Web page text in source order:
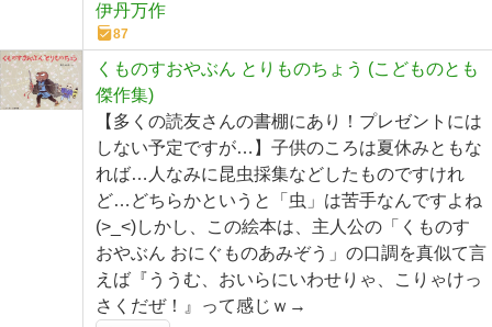
伊丹万作
87
くものすおやぶん とりものちょう (こどものとも
傑作集)
【多くの読友さんの書棚にあり！プレゼントには
しない予定ですが…】子供のころは夏休みともな
れば…人なみに昆虫採集などしたものですけれ
ど…どちらかというと「虫」は苦手なんですよね
(>_<)しかし、この絵本は、主人公の「くものす
おやぶん おにぐものあみぞう」の口調を真似て言
えば『ううむ、おいらにいわせりゃ、こりゃけっ
さくだぜ！』って感じｗ→